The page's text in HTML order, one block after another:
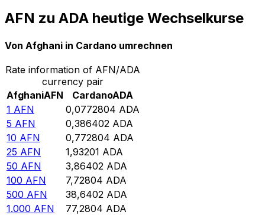
AFN zu ADA heutige Wechselkurse
Von Afghani in Cardano umrechnen
Rate information of AFN/ADA
currency pair
AfghaniAFN CardanoADA
1 AFN 0,0772804 ADA
5 AFN 0,386402 ADA
10 AFN 0,772804 ADA
25 AFN 1,93201 ADA
50 AFN 3,86402 ADA
100 AFN 7,72804 ADA
500 AFN 38,6402 ADA
1.000 AFN 77,2804 ADA